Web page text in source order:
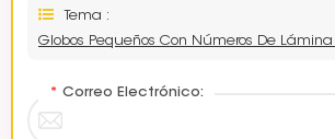
Tema :
* Correo Electrónico: